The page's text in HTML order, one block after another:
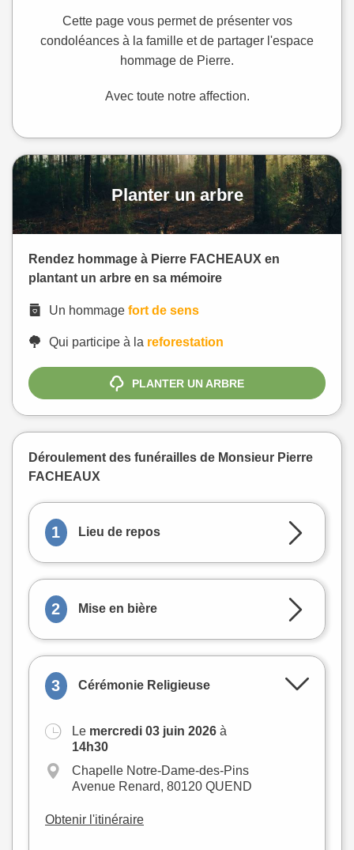
Cette page vous permet de présenter vos
condoléances à la famille et de partager l'espace
hommage de Pierre.
Avec toute notre affection.
Planter un arbre
Rendez hommage à Pierre FACHEAUX en
plantant un arbre en sa mémoire
Un hommage fort de sens
Qui participe à la reforestation
PLANTER UN ARBRE
Déroulement des funérailles de Monsieur Pierre
FACHEAUX
1 Lieu de repos
2 Mise en bière
3 Cérémonie Religieuse
Le mercredi 03 juin 2026 à
14h30
Chapelle Notre-Dame-des-Pins
Avenue Renard, 80120 QUEND
Obtenir l'itinéraire